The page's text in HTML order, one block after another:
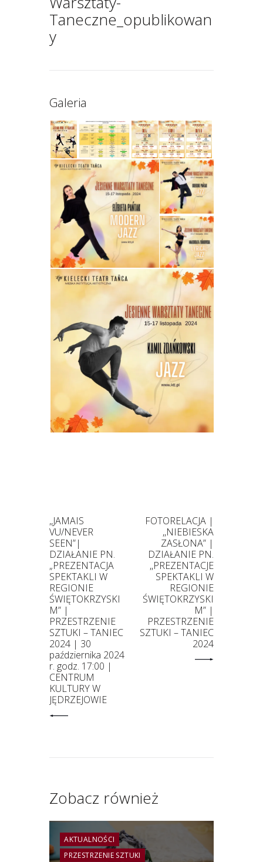
Taneczne_opublikowan
y
Galeria
,,JAMAIS
VU/NEVER
SEEN”|
DZIAŁANIE PN.
„PREZENTACJA
SPEKTAKLI W
REGIONIE
ŚWIĘTOKRZYSKI
M” |
PRZESTRZENIE
SZTUKI – TANIEC
2024 | 30
października 2024
r. godz. 17:00 |
CENTRUM
KULTURY W
JĘDRZEJOWIE
FOTORELACJA |
,,NIEBIESKA
ZASŁONA” |
DZIAŁANIE PN.
,,PREZENTACJE
SPEKTAKLI W
REGIONIE
ŚWIĘTOKRZYSKI
M” |
PRZESTRZENIE
SZTUKI – TANIEC
2024
Zobacz również
AKTUALNOŚCI
PRZESTRZENIE SZTUKI